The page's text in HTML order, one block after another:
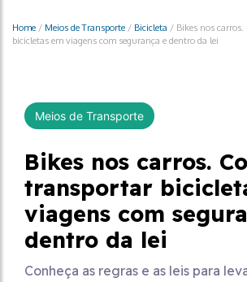
Home / Meios de Transporte / Bicicleta / Bikes nos
bicicletas em viagens com segurança e dentro da lei
Meios de Transporte
Bikes nos carros.
transportar
viagens com
dentro da lei
Conheça as regras e as leis para